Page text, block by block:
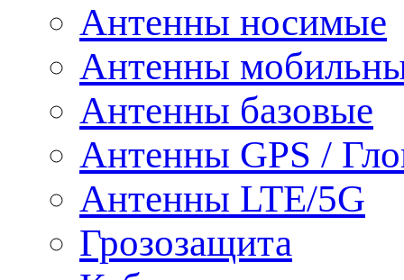
Антенны носимые
Антенны
Антенны базовые
Антенны GPS /
Антенны LTE/5G
Грозозащита